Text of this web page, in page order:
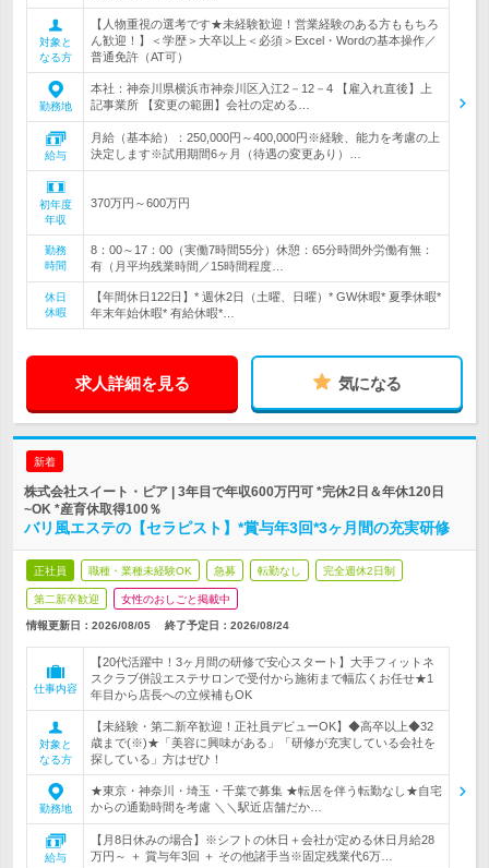
対象と
なる方
【人物重視の選考です★未経験歓迎！営業経験のある方ももちろ
ん歓迎！】＜学歴＞大卒以上＜必須＞Excel・Wordの基本操作／
普通免許（AT可）
勤務地
本社：神奈川県横浜市神奈川区入江2－12－4 【雇入れ直後】上
記事業所 【変更の範囲】会社の定める…
給与
月給（基本給）：250,000円～400,000円※経験、能力を考慮の上
決定します※試用期間6ヶ月（待遇の変更あり）…
初年度
年収
370万円～600万円
勤務
時間
8：00～17：00（実働7時間55分）休憩：65分時間外労働有無：
有（月平均残業時間／15時間程度…
休日
休暇
【年間休日122日】* 週休2日（土曜、日曜）* GW休暇* 夏季休暇*
年末年始休暇* 有給休暇*…
求人詳細を見る 気になる
新着
株式会社スイート・ピア | 3年目で年収600万円可 *完休2日＆年休120日
~OK *産育休取得100％
バリ風エステの【セラピスト】*賞与年3回*3ヶ月間の充実研修
正社員 職種・業種未経験OK 急募 転勤なし 完全週休2日制
第二新卒歓迎 女性のおしごと掲載中
情報更新日：2026/08/05 終了予定日： 2026/08/24
仕事内容
【20代活躍中！3ヶ月間の研修で安心スタート】大手フィットネ
スクラブ併設エステサロンで受付から施術まで幅広くお任せ★1
年目から店長への立候補もOK
対象と
なる方
【未経験・第二新卒歓迎！正社員デビューOK】◆高卒以上◆32
歳まで(※)★「美容に興味がある」「研修が充実している会社を
探している」方はぜひ！
勤務地
★東京・神奈川・埼玉・千葉で募集 ★転居を伴う転勤なし★自宅
からの通勤時間を考慮 ＼＼駅近店舗だか…
給与
【月8日休みの場合】※シフトの休日＋会社が定める休日月給28
万円～ ＋ 賞与年3回 ＋ その他諸手当※固定残業代6万…